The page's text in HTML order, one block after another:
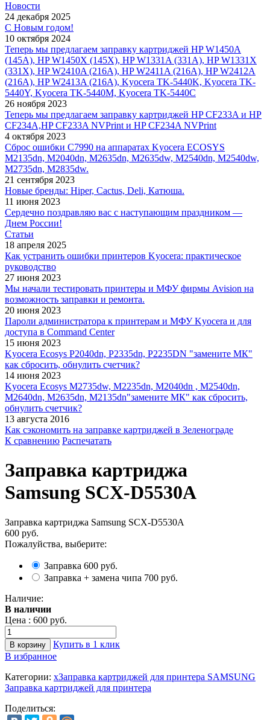
Новости
24 декабря 2025
С Новым годом!
10 октября 2024
Теперь мы предлагаем заправку картриджей HP W1450A
(145A), HP W1450X (145X), HP W1331A (331A), HP W1331X
(331X), HP W2410A (216A), HP W2411A (216A), HP W2412A
(216A), HP W2413A (216A), Kyocera TK-5440K, Kyocera TK-
5440Y, Kyocera TK-5440M, Kyocera TK-5440C
26 ноября 2023
Теперь мы предлагаем заправку картриджей HP CF233A и HP
CF234A,HP CF233A NVPrint и HP CF234A NVPrint
4 октября 2023
Сброс ошибки С7990 на аппаратах Kyocera ECOSYS
M2135dn, M2040dn, M2635dn, M2635dw, M2540dn, M2540dw,
M2735dn, M2835dw.
21 сентября 2023
Новые бренды: Hiper, Cactus, Deli, Катюша.
11 июня 2023
Сердечно поздравляю вас с наступающим праздником —
Днем России!
Статьи
18 апреля 2025
Как устранить ошибки принтеров Kyocera: практическое
руководство
27 июня 2023
Мы начали тестировать принтеры и МФУ фирмы Avision на
возможность заправки и ремонта.
20 июня 2023
Пароли администратора к принтерам и МФУ Kyocera и для
доступа в Command Center
15 июня 2023
Kyocera Ecosys P2040dn, P2335dn, P2235DN "замените МК"
как сбросить, обнулить счетчик?
14 июня 2023
Kyocera Ecosys M2735dw, M2235dn, M2040dn , M2540dn,
M2640dn, M2635dn, M2135dn"замените МК" как сбросить,
обнулить счетчик?
13 августа 2016
Как сэкономить на заправке картриджей в Зеленограде
К сравнению Распечатать
Заправка картриджа
Samsung SCX-D5530A
Заправка картриджа Samsung SCX-D5530A
600 руб.
Пожалуйства, выберите:
Заправка 600 руб.
Заправка + замена чипа 700 руб.
Наличие:
В наличии
Цена : 600 руб.
Купить в 1 клик
В избранное
Категории: xЗаправка картриджей для принтера SAMSUNG
Заправка картриджей для принтера
Поделиться: